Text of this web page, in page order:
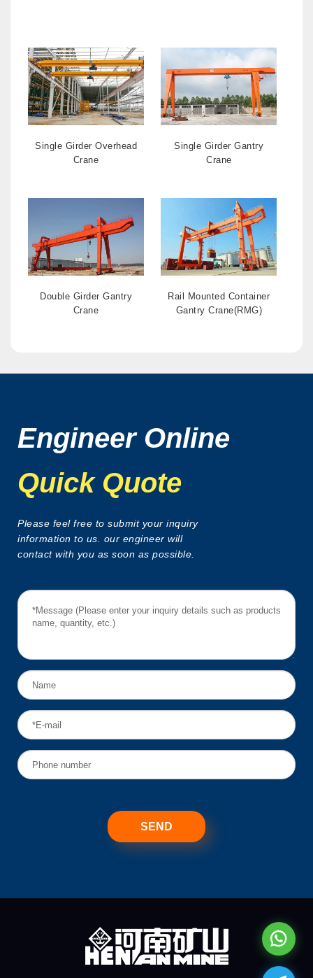
Single Girder Overhead
Crane
Single Girder Gantry
Crane
Double Girder Gantry
Crane
Rail Mounted Container
Gantry Crane(RMG)
Engineer Online
Quick Quote
Please feel free to submit your inquiry
information to us. our engineer will
contact with you as soon as possible.